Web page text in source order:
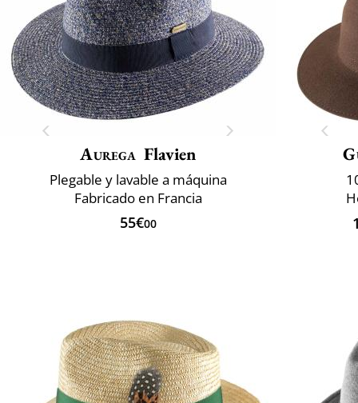
Aurega Flavien
Plegable y lavable a máquina
Fabricado en Francia
55€00